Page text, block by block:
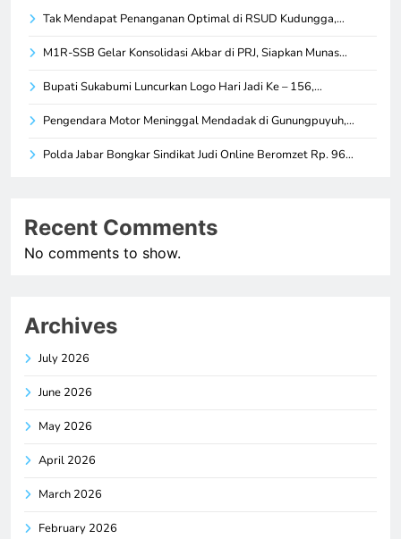
Tak Mendapat Penanganan Optimal di RSUD Kudungga,…
M1R-SSB Gelar Konsolidasi Akbar di PRJ, Siapkan Munas…
Bupati Sukabumi Luncurkan Logo Hari Jadi Ke – 156,…
Pengendara Motor Meninggal Mendadak di Gunungpuyuh,…
Polda Jabar Bongkar Sindikat Judi Online Beromzet Rp. 96…
Recent Comments
No comments to show.
Archives
July 2026
June 2026
May 2026
April 2026
March 2026
February 2026